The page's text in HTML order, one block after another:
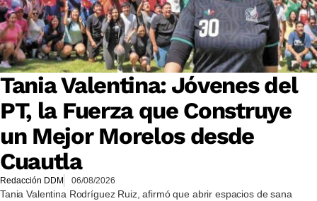
Tania Valentina: Jóvenes del
PT, la Fuerza que Construye
un Mejor Morelos desde
Cuautla
Redacción DDM 06/08/2026
Tania Valentina Rodríguez Ruiz, afirmó que abrir espacios de sana